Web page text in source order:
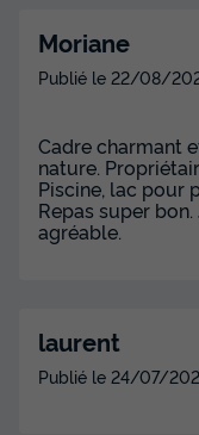
Moriane
Publié le 22/08/
Cadre charmant
nature.
Piscine, lac pour
Repas super
agréable.
laurent
Publié le 24/07/